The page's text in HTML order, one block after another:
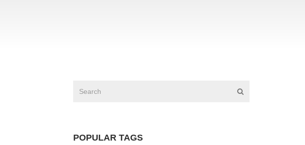
POPULAR TAGS